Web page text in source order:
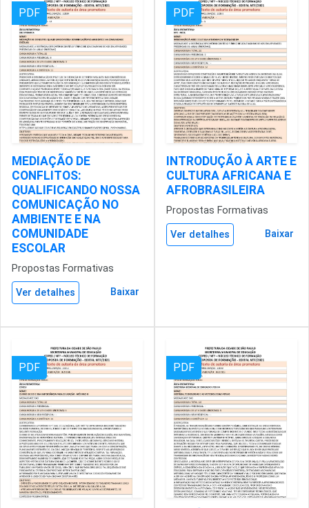
PDF
MEDIAÇÃO DE
CONFLITOS:
QUALIFICANDO NOSSA
COMUNICAÇÃO NO
AMBIENTE E NA
COMUNIDADE
ESCOLAR
Propostas Formativas
Ver detalhes Baixar
PDF
INTRODUÇÃO À ARTE E
CULTURA AFRICANA E
AFROBRASILEIRA
Propostas Formativas
Ver detalhes Baixar
PDF PDF